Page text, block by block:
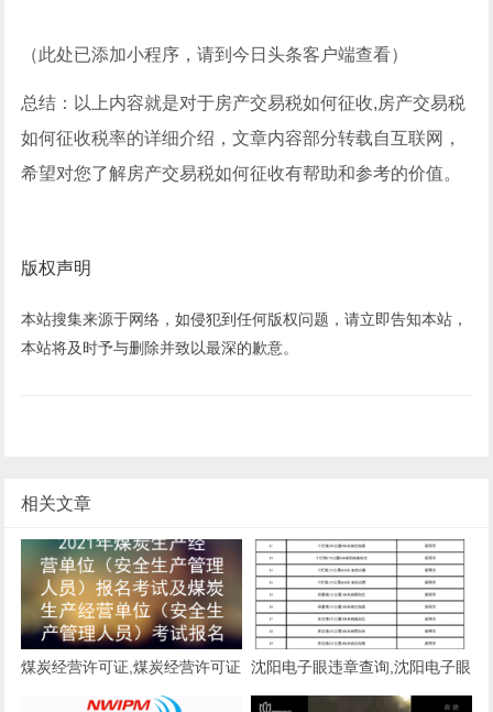
（此处已添加小程序，请到今日头条客户端查看）
总结：以上内容就是对于房产交易税如何征收,房产交易税
如何征收税率的详细介绍，文章内容部分转载自互联网，
希望对您了解房产交易税如何征收有帮助和参考的价值。
版权声明
本站搜集来源于网络，如侵犯到任何版权问题，请立即告知本站，
本站将及时予与删除并致以最深的歉意。
相关文章
煤炭经营许可证,煤炭经营许可证
取消了没有
沈阳电子眼违章查询,沈阳电子眼
违章查询网